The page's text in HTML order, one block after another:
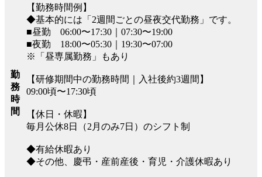
勤
務
時
間
【勤務時間例】
◆基本的には「2週間ごとの昼夜交代勤務」です。
■昼勤 06:00〜17:30｜07:30〜19:00
■夜勤 18:00〜05:30｜19:30〜07:00
※「昼専属勤務」もあり
【研修期間中の勤務時間｜入社後約3週間】
09:00頃〜17:30頃
【休日・休暇】
毎月公休8日（2月のみ7日）のシフト制
◆有給休暇あり
◆その他、慶弔・産前産後・育児・介護休暇あり